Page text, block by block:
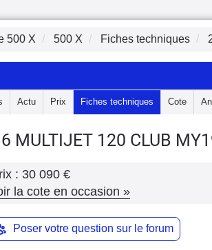
500 X 500 X Fiches techniques
Actu Prix Fiches techniques Cote
MULTIJET 120 CLUB
: 30 090 €
la cote en occasion »
Poser votre question sur le forum